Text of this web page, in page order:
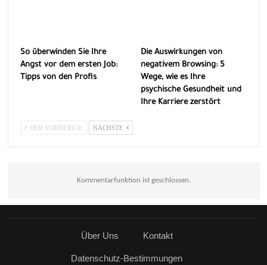
So überwinden Sie Ihre
Angst vor dem ersten Job:
Tipps von den Profis
Die Auswirkungen von
negativem Browsing: 5
Wege, wie es Ihre
psychische Gesundheit und
Ihre Karriere zerstört
DER VORHERIGE NÄCHSTE
Kommentarfunktion ist geschlossen.
Über Uns Kontakt
Datenschutz-Bestimmungen